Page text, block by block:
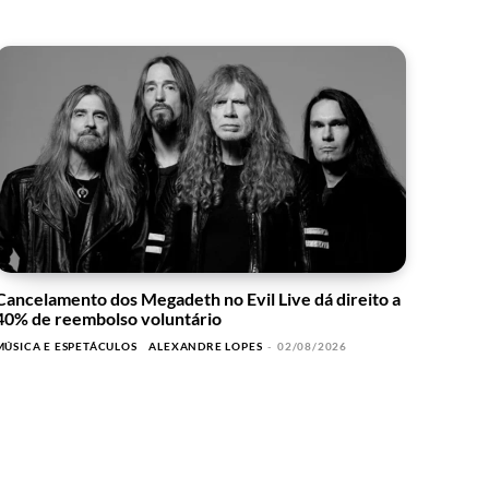
dos Megadeth no Evil Live dá direito a
de reembolso voluntário
E ESPETÁCULOS ALEXANDRE LOPES - 02/08/2026